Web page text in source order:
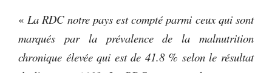
« La RDC notre pays est compté parmi ceux qui sont
marqués par la prévalence de la malnutrition
chronique élevée qui est de 41.8 % selon le résultat